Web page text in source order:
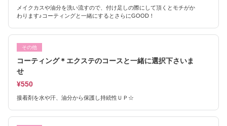
メイクカスや油分を洗い流すので、付け足しの際にして頂くとモチがか
わります♪コーティングと一緒にするとさらにGOOD！
その他
コーティング＊エクステのコースと一緒に選択下さいま
せ
¥550
接着剤を水や汗、油分から保護し持続性ＵＰ☆